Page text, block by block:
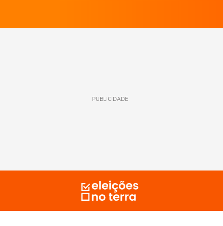
PUBLICIDADE